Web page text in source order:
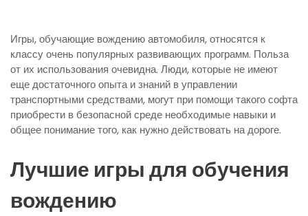
Игры, обучающие вождению автомобиля, относятся к
классу очень популярных развивающих программ. Польза
от их использования очевидна. Люди, которые не имеют
еще достаточного опыта и знаний в управлении
транспортными средствами, могут при помощи такого софта
приобрести в безопасной среде необходимые навыки и
общее понимание того, как нужно действовать на дороге.
Лучшие игры для обучения
вождению